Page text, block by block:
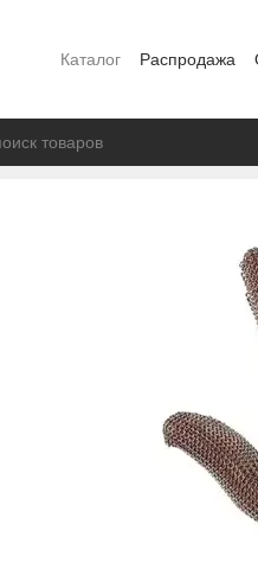
Каталог Распродажа